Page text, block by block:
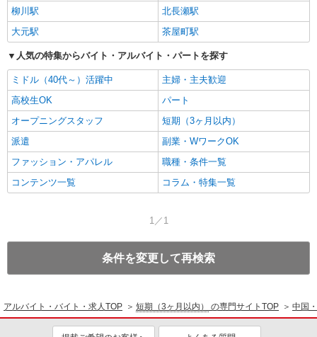
柳川駅
北長瀬駅
大元駅
茶屋町駅
人気の特集からバイト・アルバイト・パートを探す
ミドル（40代～）活躍中
主婦・主夫歓迎
高校生OK
パート
オープニングスタッフ
短期（3ヶ月以内）
派遣
副業・WワークOK
ファッション・アパレル
職種・条件一覧
コンテンツ一覧
コラム・特集一覧
1／1
条件を変更して再検索
アルバイト・バイト・求人TOP 短期（3ヶ月以内） の専門サイトTOP 中国